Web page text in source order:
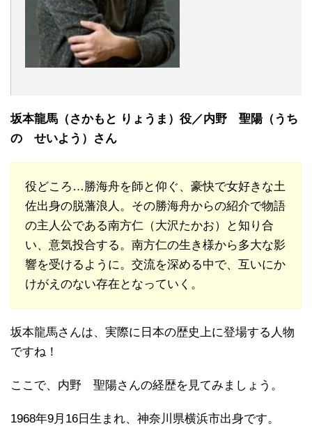
坂本龍馬（さかもと りょうま）役／内野 聖陽（うち
の せいよう）さん
役どころ…勝海舟を師と仰ぐ、豪快で女好きな土
佐出身の脱藩浪人。その勝海舟からの紹介で物語
の主人公である南方仁（大沢たかお）と知り合
い、意気投合する。南方仁の生き様から多大な影
響を受けるように。交流を深める中で、互いにか
けがえのない存在となっていく。
坂本龍馬さんは、実際に日本の歴史上に登場する人物
ですね！
ここで、内野 聖陽さんの経歴を見てみましょう。
1968年9月16日生まれ、神奈川県横浜市出身です。